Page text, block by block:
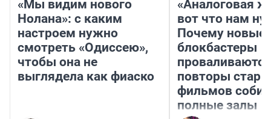
«Мы видим нового
Нолана»: с каким
настроем нужно
смотреть «Одиссею»,
чтобы она не
выглядела как фиаско
«Аналоговая
вот что нам
Почему новые
блокбастеры
повторы
фильмов
полные залы